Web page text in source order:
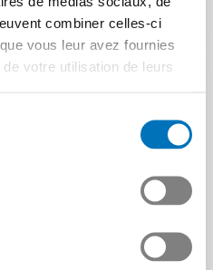
combiner celles-ci
vous leur avez fournies
votre utilisation de leurs